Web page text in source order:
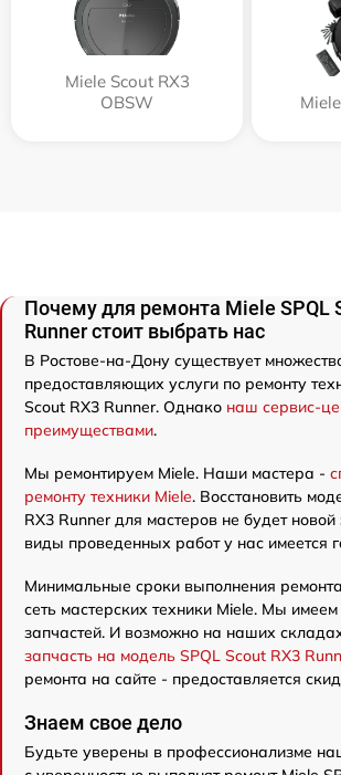
Miele Scout RX3
OBSW
Почему для ремонта Miele SPQL
Runner стоит выбрать нас
В Ростове-на-Дону существует
предоставляющих услуги по ремонту
Scout RX3 Runner. Однако наш сервис-
преимуществами.
Мы ремонтируем Miele. Наши мастера -
ремонту техники Miele. Восстановить
RX3 Runner для мастеров не будет
виды проведенных работ у нас имеется
Минимальные сроки выполнения
сеть мастерских техники Miele. Мы
запчастей. И возможно на наших
запчасть на модель SPQL Scout RX3
ремонта на сайте - предоставляется
Знаем свое дело
Будьте уверены в профессионализме